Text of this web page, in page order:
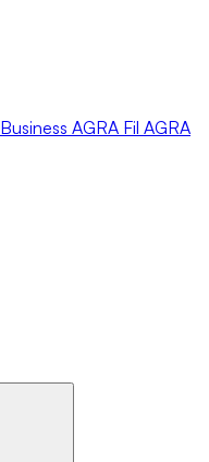
Business AGRA Fil AGRA